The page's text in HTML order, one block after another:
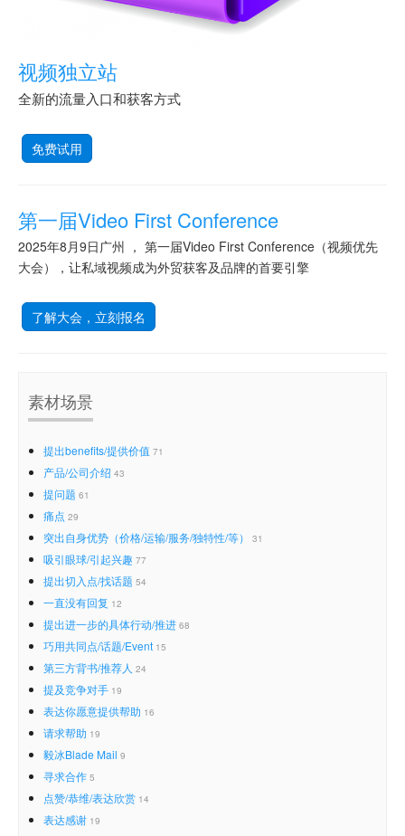
视频独立站
全新的流量入口和获客方式
免费试用
第一届Video First Conference
2025年8月9日广州 ， 第一届Video First Conference（视频优先
大会），让私域视频成为外贸获客及品牌的首要引擎
了解大会，立刻报名
素材场景
提出benefits/提供价值 71
产品/公司介绍 43
提问题 61
痛点 29
突出自身优势（价格/运输/服务/独特性/等） 31
吸引眼球/引起兴趣 77
提出切入点/找话题 54
一直没有回复 12
提出进一步的具体行动/推进 68
巧用共同点/话题/Event 15
第三方背书/推荐人 24
提及竞争对手 19
表达你愿意提供帮助 16
请求帮助 19
毅冰Blade Mail 9
寻求合作 5
点赞/恭维/表达欣赏 14
表达感谢 19